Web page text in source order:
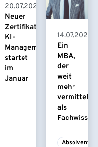
20.07.2026
Neuer
Zertifikatskurs
KI-
Management
startet
im
Januar
14.07.2026
Ein
MBA,
der
weit
mehr
vermittelt
als
Fachwissen
Absolvent/-